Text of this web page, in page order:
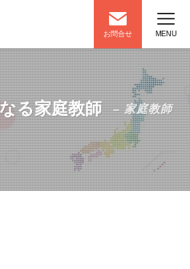
お問合せ MENU
る家庭教師
– 家庭教師